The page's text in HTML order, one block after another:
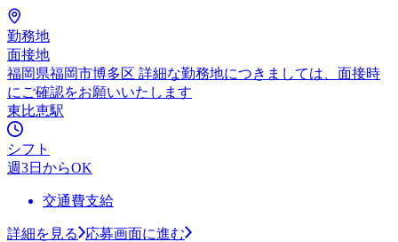
勤務地
面接地
福岡県福岡市博多区 詳細な勤務地につきましては、面接時
にご確認をお願いいたします
東比恵駅
シフト
週3日からOK
交通費支給
詳細を見る
応募画面に進む